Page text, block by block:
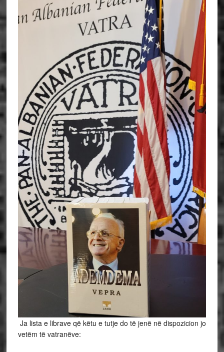
Ja lista e librave që këtu e tutje do të jenë në dispozicion jo
vetëm të vatranëve: